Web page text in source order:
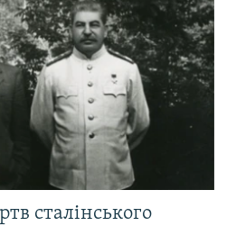
сталінського